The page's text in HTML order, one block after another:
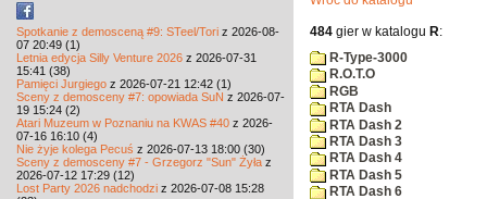
Spotkanie z demosceną #9: STeel/Tori z 2026-08-
07 20:49 (1)
Letnia edycja Silly Venture 2026 z 2026-07-31
15:41 (38)
Pamięci Jurgiego z 2026-07-21 12:42 (1)
Sceny z demosceny #7: opowiada SuN z 2026-07-
19 15:24 (2)
Atari Muzeum w Poznaniu na KWAS #40 z 2026-
07-16 16:10 (4)
Nie żyje kolega Pecuś z 2026-07-13 18:00 (30)
Sceny z demosceny #7 - Grzegorz "Sun" Żyła z
2026-07-12 17:29 (12)
Lost Party 2026 nadchodzi z 2026-07-08 15:28
484 gier w katalogu R:
R-Type-3000
R.O.T.O
RGB
RTA Dash
RTA Dash 2
RTA Dash 3
RTA Dash 4
RTA Dash 5
RTA Dash 6